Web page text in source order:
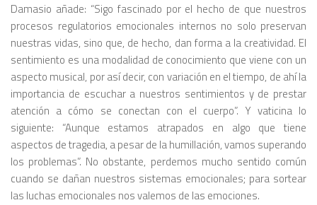
Damasio añade: “Sigo fascinado por el hecho de que nuestros
procesos regulatorios emocionales internos no solo preservan
nuestras vidas, sino que, de hecho, dan forma a la creatividad. El
sentimiento es una modalidad de conocimiento que viene con un
aspecto musical, por así decir, con variación en el tiempo, de ahí la
importancia de escuchar a nuestros sentimientos y de prestar
atención a cómo se conectan con el cuerpo”. Y vaticina lo
siguiente: “Aunque estamos atrapados en algo que tiene
aspectos de tragedia, a pesar de la humillación, vamos superando
los problemas”. No obstante, perdemos mucho sentido común
cuando se dañan nuestros sistemas emocionales; para sortear
las luchas emocionales nos valemos de las emociones.